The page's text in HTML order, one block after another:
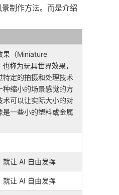
制作方法。而是介绍
果（Miniature
称为玩具世界效果，
特定的拍摄和处理技术
种缩小的场景感觉的方
术可以让实际大小的对
是一些小的塑料或金属
就让 AI 自由发挥
就让 AI 自由发挥